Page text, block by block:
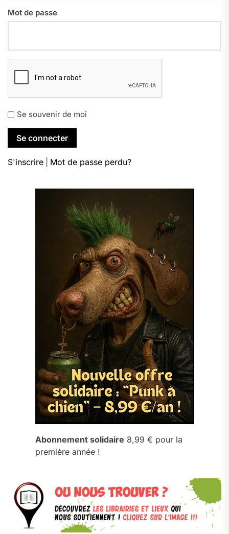
Mot de passe
Se souvenir de moi
S'inscrire Mot de passe perdu?
Abonnement solidaire 8,99 € pour la
première année !